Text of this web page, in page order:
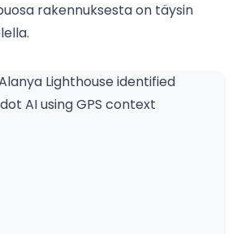
rakennuksesta on täysin